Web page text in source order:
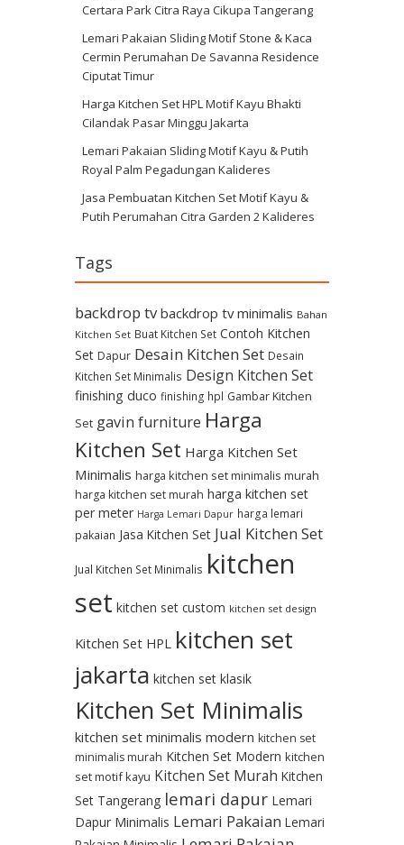
Certara Park Citra Raya Cikupa Tangerang
Lemari Pakaian Sliding Motif Stone & Kaca
Cermin Perumahan De Savanna Residence
Ciputat Timur
Harga Kitchen Set HPL Motif Kayu Bhakti
Cilandak Pasar Minggu Jakarta
Lemari Pakaian Sliding Motif Kayu & Putih
Royal Palm Pegadungan Kalideres
Jasa Pembuatan Kitchen Set Motif Kayu &
Putih Perumahan Citra Garden 2 Kalideres
Tags
backdrop tv backdrop tv minimalis Bahan
Kitchen Set Buat Kitchen Set Contoh Kitchen
Set Dapur Desain Kitchen Set Desain
Kitchen Set Minimalis Design Kitchen Set
finishing duco finishing hpl Gambar Kitchen
Set gavin furniture Harga
Kitchen Set Harga Kitchen Set
Minimalis harga kitchen set minimalis murah
harga kitchen set murah harga kitchen set
per meter Harga Lemari Dapur harga lemari
pakaian Jasa Kitchen Set Jual Kitchen Set
Jual Kitchen Set Minimalis kitchen
set kitchen set custom kitchen set design
Kitchen Set HPL kitchen set
jakarta kitchen set klasik
Kitchen Set Minimalis
kitchen set minimalis modern kitchen set
minimalis murah Kitchen Set Modern kitchen
set motif kayu Kitchen Set Murah Kitchen
Set Tangerang lemari dapur Lemari
Dapur Minimalis Lemari Pakaian Lemari